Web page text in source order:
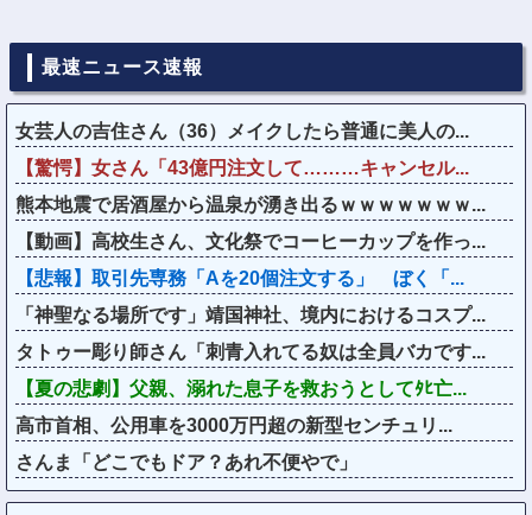
最速ニュース速報
女芸人の吉住さん（36）メイクしたら普通に美人の...
【驚愕】女さん「43億円注文して………キャンセル...
熊本地震で居酒屋から温泉が湧き出るｗｗｗｗｗｗｗ...
【動画】高校生さん、文化祭でコーヒーカップを作っ...
【悲報】取引先専務「Aを20個注文する」 ぼく「...
「神聖なる場所です」靖国神社、境内におけるコスプ...
タトゥー彫り師さん「刺青入れてる奴は全員バカです...
【夏の悲劇】父親、溺れた息子を救おうとしてﾀﾋ亡...
高市首相、公用車を3000万円超の新型センチュリ...
さんま「どこでもドア？あれ不便やで」